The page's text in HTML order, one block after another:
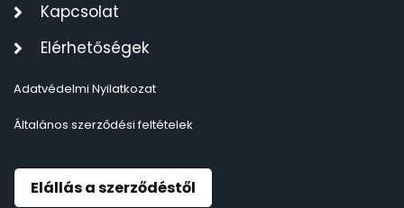
Kapcsolat
Elérhetőségek
Adatvédelmi Nyilatkozat
Általános szerződési feltételek
Elállás a szerződéstől